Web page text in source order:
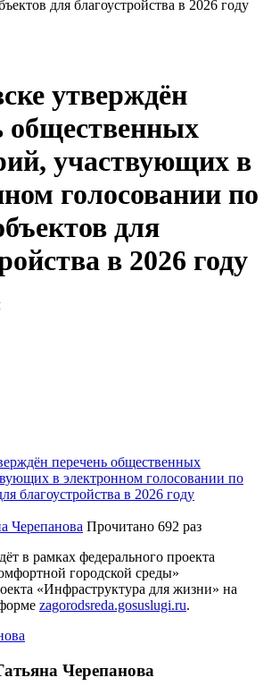
для благоустройства в 2026 году
утверждён
общественных
участвующих в
голосовании по
для
в 2026 году
Черепанова Прочитано 692 раз
в рамках федерального проекта
городской среды»
«Инфраструктура для жизни» на
zagorodsreda.gosuslugi.ru.
Черепанова